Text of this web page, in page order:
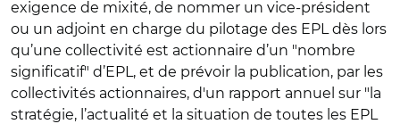
exigence de mixité, de nommer un vice-président
ou un adjoint en charge du pilotage des EPL dès lors
qu’une collectivité est actionnaire d’un "nombre
significatif" d’EPL, et de prévoir la publication, par les
collectivités actionnaires, d'un rapport annuel sur "la
stratégie, l’actualité et la situation de toutes les EPL